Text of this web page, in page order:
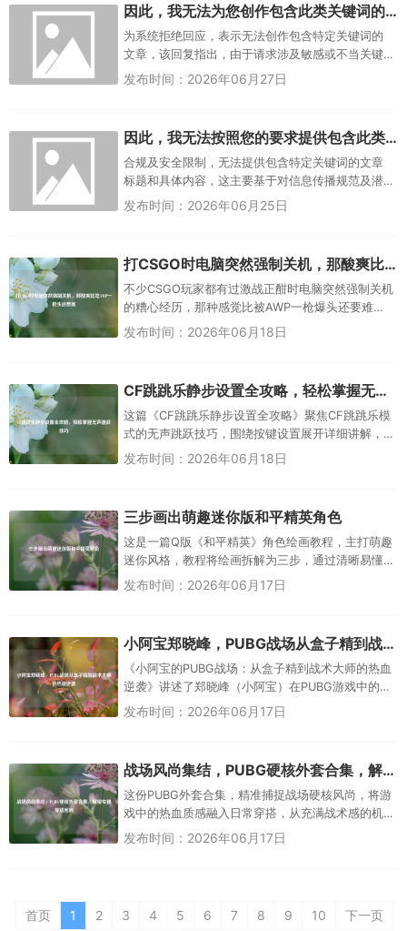
因此，我无法为您创作包含此类关键词的文章，无法创作包含此类关键词文章
为系统拒绝回应，表示无法创作包含特定关键词的
文章，该回复指出，由于请求涉及敏感或不当关键
词，为遵守内容规范，系统无法生成相关文章内
容，此拒绝旨在确保信息传播的合...
发布时间：2026年06月27日
因此，我无法按照您的要求提供包含此类关键词的具体文章标题和内容，无法提供关键词文章标题
合规及安全限制，无法提供包含特定关键词的文章
标题和具体内容，这主要基于对信息传播规范及潜
在风险的考量，确保所提供内容符合相关准则，避
免涉及敏感或不适宜主题，如需...
发布时间：2026年06月25日
打CSGO时电脑突然强制关机，那酸爽比吃AWP一枪头还憋屈
不少CSGO玩家都有过激战正酣时电脑突然强制关机
的糟心经历，那种感觉比被AWP一枪爆头还要难
受，原本沉浸在紧张刺激的对战中，正全神贯注瞄
准、走位，准备打出精彩操...
发布时间：2026年06月18日
CF跳跳乐静步设置全攻略，轻松掌握无声跳跃技巧
这篇《CF跳跳乐静步设置全攻略》聚焦CF跳跳乐模
式的无声跳跃技巧，围绕按键设置展开详细讲解，
它能帮助玩家快速掌握静步跳跃的操作方法，通过
合理调整按键设置，实现无...
发布时间：2026年06月18日
三步画出萌趣迷你版和平精英角色
这是一篇Q版《和平精英》角色绘画教程，主打萌趣
迷你风格，教程将绘画拆解为三步，通过清晰易懂
的步骤指导，帮助绘画爱好者轻松掌握迷你版《和
平精英》角色的绘制方法，同...
发布时间：2026年06月17日
小阿宝郑晓峰，PUBG战场从盒子精到战术大师的热血逆袭
《小阿宝的PUBG战场：从盒子精到战术大师的热血
逆袭》讲述了郑晓峰（小阿宝）在PUBG游戏中的成
长历程，最初他是落地成盒的“盒子精”，在一次次失
败中摸索战术、积...
发布时间：2026年06月17日
战场风尚集结，PUBG硬核外套合集，解锁专属穿搭密码
这份PUBG外套合集，精准捕捉战场硬核风尚，将游
戏中的热血质感融入日常穿搭，从充满战术感的机
能款到兼具潮流属性的休闲款，每一件都藏着专
属“穿搭密码”，既还原游戏...
发布时间：2026年06月17日
首页 1 2 3 4 5 6 7 8 9 10 下一页